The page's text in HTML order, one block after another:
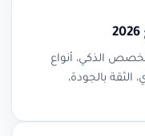
الذكي، أنواع
بالجودة،